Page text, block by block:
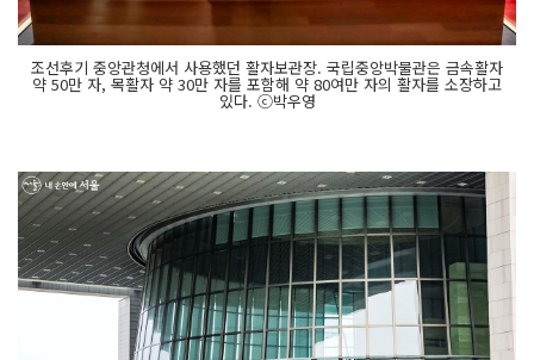
조선후기 중앙관청에서 사용했던 활자보관장. 국립중앙박물관은 금속활자
약 50만 자, 목활자 약 30만 자를 포함해 약 80여만 자의 활자를 소장하고
있다. ⓒ박우영